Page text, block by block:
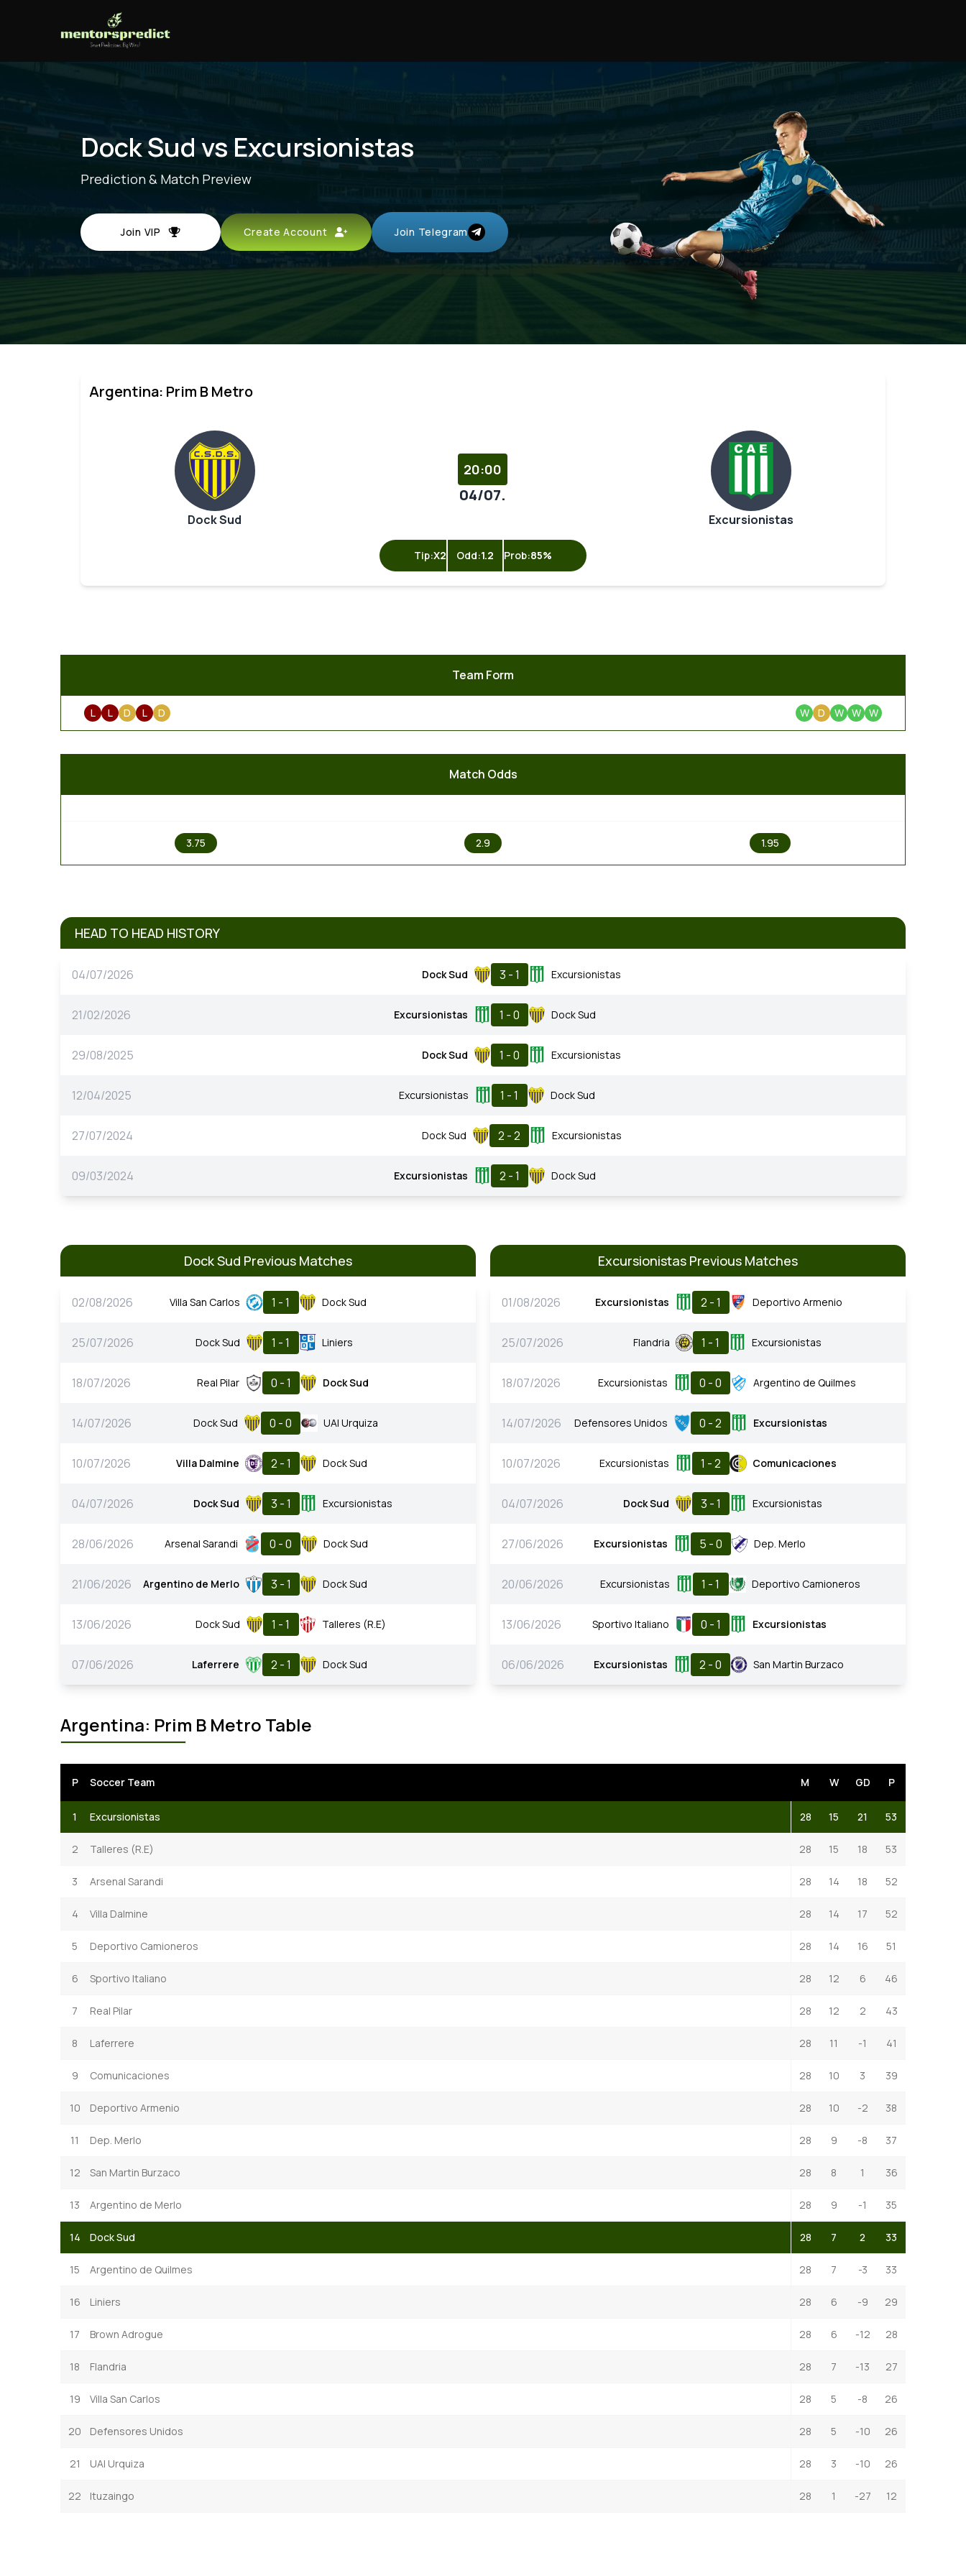
Dock Sud vs Excursionistas
Prediction & Match Preview
Join VIP Create Account Join Telegram
Argentina: Prim B Metro
Dock Sud
20:00
04/07.
Excursionistas
Tip:X2 Odd:1.2 Prob:85%
Team Form
L L D L D W D W W W
Match Odds
3.75 2.9 1.95
HEAD TO HEAD HISTORY
04/07/2026 Dock Sud 3 - 1 Excursionistas
21/02/2026 Excursionistas 1 - 0 Dock Sud
29/08/2025 Dock Sud 1 - 0 Excursionistas
12/04/2025 Excursionistas 1 - 1 Dock Sud
27/07/2024 Dock Sud 2 - 2 Excursionistas
09/03/2024 Excursionistas 2 - 1 Dock Sud
Dock Sud Previous Matches
02/08/2026 Villa San Carlos 1 - 1 Dock Sud
25/07/2026 Dock Sud 1 - 1 Liniers
18/07/2026 Real Pilar 0 - 1 Dock Sud
14/07/2026 Dock Sud 0 - 0 UAI Urquiza
10/07/2026 Villa Dalmine 2 - 1 Dock Sud
04/07/2026 Dock Sud 3 - 1 Excursionistas
28/06/2026 Arsenal Sarandi 0 - 0 Dock Sud
21/06/2026 Argentino de Merlo 3 - 1 Dock Sud
13/06/2026 Dock Sud 1 - 1 Talleres (R.E)
07/06/2026 Laferrere 2 - 1 Dock Sud
Excursionistas Previous Matches
01/08/2026 Excursionistas 2 - 1 Deportivo Armenio
25/07/2026 Flandria 1 - 1 Excursionistas
18/07/2026 Excursionistas 0 - 0 Argentino de Quilmes
14/07/2026 Defensores Unidos 0 - 2 Excursionistas
10/07/2026 Excursionistas 1 - 2 Comunicaciones
04/07/2026 Dock Sud 3 - 1 Excursionistas
27/06/2026 Excursionistas 5 - 0 Dep. Merlo
20/06/2026 Excursionistas 1 - 1 Deportivo Camioneros
13/06/2026 Sportivo Italiano 0 - 1 Excursionistas
06/06/2026 Excursionistas 2 - 0 San Martin Burzaco
Argentina: Prim B Metro Table
P Soccer Team M W GD P
1 Excursionistas 28 15 21 53
2 Talleres (R.E) 28 15 18 53
3 Arsenal Sarandi 28 14 18 52
4 Villa Dalmine 28 14 17 52
5 Deportivo Camioneros 28 14 16 51
6 Sportivo Italiano 28 12 6 46
7 Real Pilar 28 12 2 43
8 Laferrere 28 11 -1 41
9 Comunicaciones 28 10 3 39
10 Deportivo Armenio 28 10 -2 38
11 Dep. Merlo 28 9 -8 37
12 San Martin Burzaco 28 8 1 36
13 Argentino de Merlo 28 9 -1 35
14 Dock Sud 28 7 2 33
15 Argentino de Quilmes 28 7 -3 33
16 Liniers 28 6 -9 29
17 Brown Adrogue 28 6 -12 28
18 Flandria 28 7 -13 27
19 Villa San Carlos 28 5 -8 26
20 Defensores Unidos 28 5 -10 26
21 UAI Urquiza 28 3 -10 26
22 Ituzaingo 28 1 -27 12